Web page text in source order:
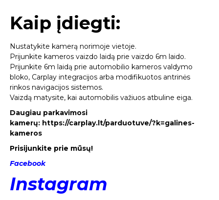
Kaip įdiegti:
Nustatykite kamerą norimoje vietoje.
Prijunkite kameros vaizdo laidą prie vaizdo 6m laido.
Prijunkite 6m laidą prie automobilio kameros valdymo
bloko, Carplay integracijos arba modifikuotos antrinės
rinkos navigacijos sistemos.
Vaizdą matysite, kai automobilis važiuos atbuline eiga.
Daugiau parkavimosi
kamerų: https://carplay.lt/parduotuve/?k=galines-
kameros
Prisijunkite prie mūsų!
Facebook
Instagram